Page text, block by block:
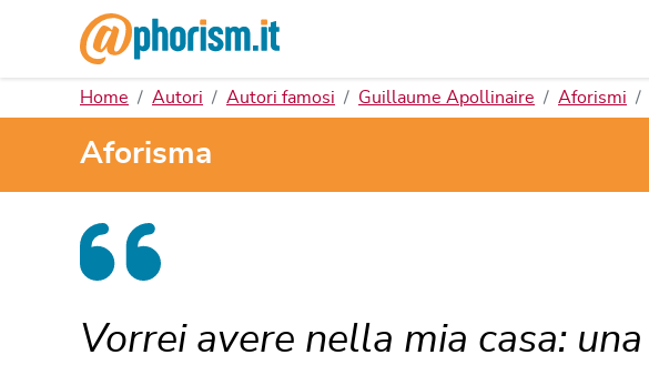
Home Autori Autori famosi Guillaume Apollinaire Aforismi
Aforisma
Vorrei avere nella mia casa: